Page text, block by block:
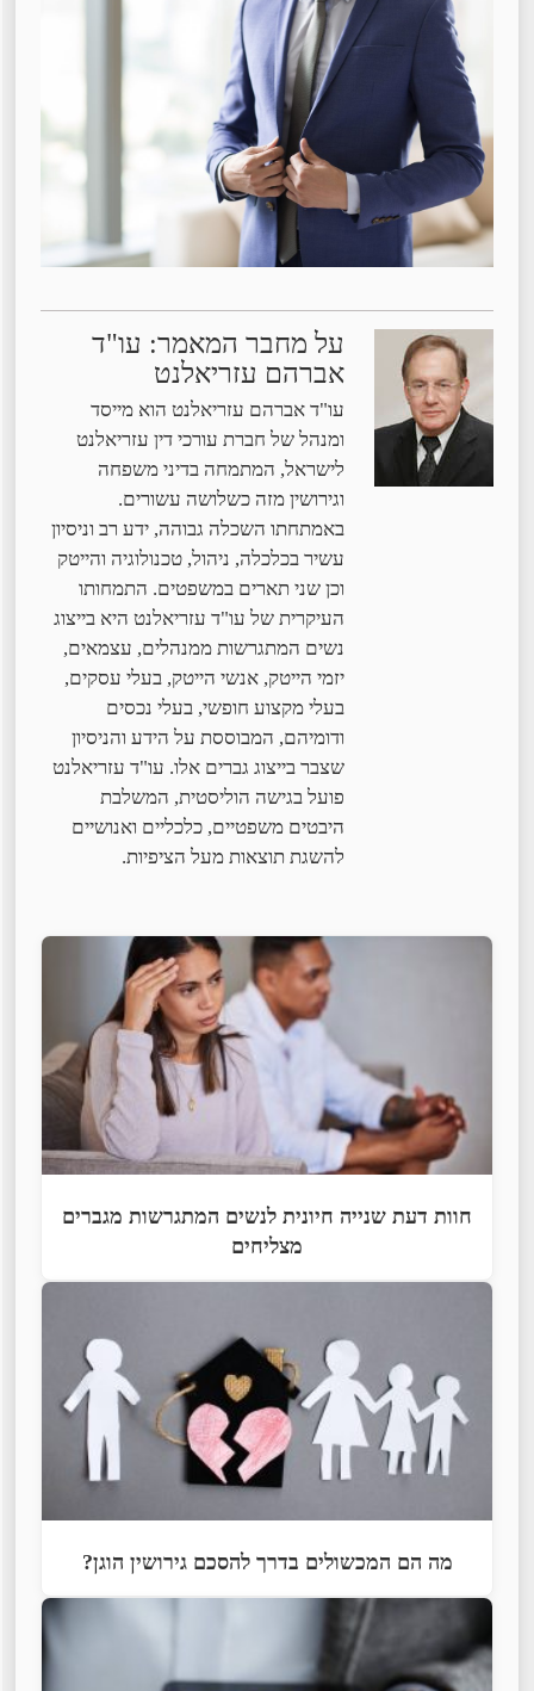
על מחבר המאמר: עו"ד
אברהם עזריאלנט
עו"ד אברהם עזריאלנט הוא מייסד
ומנהל של חברת עורכי דין עזריאלנט
לישראל, המתמחה בדיני משפחה
וגירושין מזה כשלושה עשורים.
באמתחתו השכלה גבוהה, ידע רב וניסיון
עשיר בכלכלה, ניהול, טכנולוגיה והייטק
וכן שני תארים במשפטים. התמחותו
העיקרית של עו"ד עזריאלנט היא בייצוג
נשים המתגרשות ממנהלים, עצמאים,
יזמי הייטק, אנשי הייטק, בעלי עסקים,
בעלי מקצוע חופשי, בעלי נכסים
ודומיהם, המבוססת על הידע והניסיון
שצבר בייצוג גברים אלו. עו"ד עזריאלנט
פועל בגישה הוליסטית, המשלבת
היבטים משפטיים, כלכליים ואנושיים
להשגת תוצאות מעל הציפיות.
חוות דעת שנייה חיונית לנשים המתגרשות מגברים
מצליחים
מה הם המכשולים בדרך להסכם גירושין הוגן?